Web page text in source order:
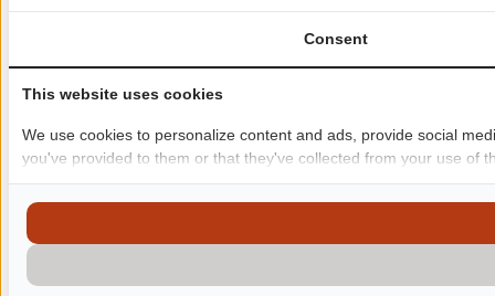
Consent
This website uses cookies
We use cookies to personalize content and ads, provide social
you've provided to them or that they've collected from your use of